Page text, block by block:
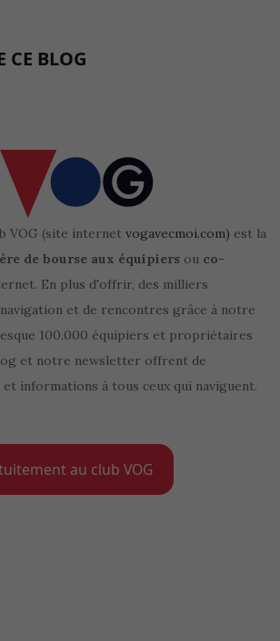
CE BLOG
VOG (site internet vogavecmoi.com) est la
de bourse aux équipiers ou co-
En plus d'offrir, des milliers
et de rencontres grâce à notre
100.000 équipiers et propriétaires
et notre newsletter offrent de
informations à tous ceux qui naviguent.
au club VOG